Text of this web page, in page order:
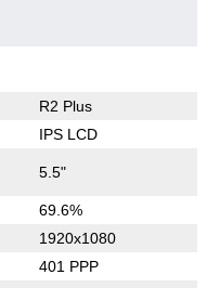
R2 Plus
IPS LCD
5.5"
69.6%
1920x1080
401 PPP